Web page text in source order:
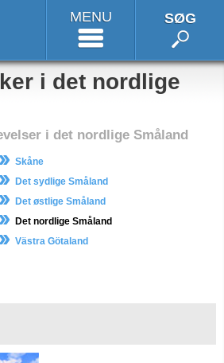
MENU SØG
i det nordlige
i det nordlige Småland
Skåne
Det sydlige Småland
Det østlige Småland
Det nordlige Småland
Västra Götaland